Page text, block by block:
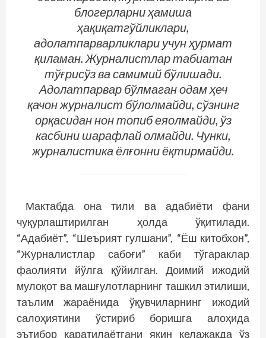
блогерларни ҳамиша
ҳақиқатгўйликлари,
адолатпарварликлари учун ҳурмат
қиламан. Журналистлар табиатан
тўғрисўз ва самимий бўлишади.
Адолатпарвар бўлмаган одам ҳеч
қачон журналист бўлолмайди, сўзнинг
орқасидан нон топиб еяолмайди, ўз
касбини шарафлай олмайди. Чунки,
журналистика ёлғонни ёқтирмайди.
Мактабда она тили ва адабиёти фани
чуқурлаштирилган ҳолда ўқитилади.
“Адабиёт”, “Шеърият гулшани”, “Ёш китобхон”,
“Журналистлар сабоғи” каби тўгараклар
фаолияти йўлга қўйилган. Доимий ижодий
мулоқот ва машғулотларнинг ташкил этилиши,
таълим жараёнида ўқувчиларнинг ижодий
салоҳиятини ўстириб боришга алоҳида
эътибор қаратилаётгани яқин келажакда ўз